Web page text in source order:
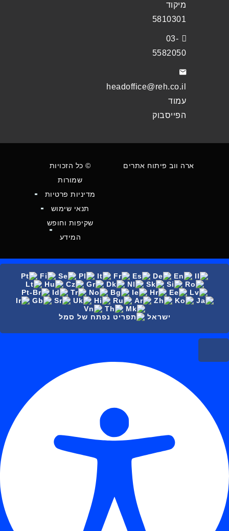
מיקוד
5810301
03-
5582050
headoffice@reh.co.il
עמוד
הפייסבוק
ארה ווב פיתוח אתרים
© כל הזכויות
שמורות
מדיניות פרטיות
תנאי שימוש
שקיפות וחופש
המידע
ישראל